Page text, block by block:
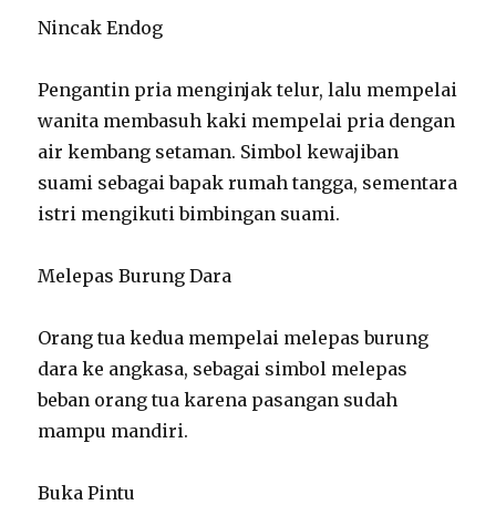
Nincak Endog
Pengantin pria menginjak telur, lalu mempelai
wanita membasuh kaki mempelai pria dengan
air kembang setaman. Simbol kewajiban
suami sebagai bapak rumah tangga, sementara
istri mengikuti bimbingan suami.
Melepas Burung Dara
Orang tua kedua mempelai melepas burung
dara ke angkasa, sebagai simbol melepas
beban orang tua karena pasangan sudah
mampu mandiri.
Buka Pintu